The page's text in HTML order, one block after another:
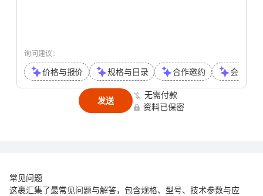
询问建议：
价格与报价 规格与目录 合作邀约 会议或
发送
无需付款
资料已保密
常见问题
这裹汇集了最常见问题与解答，包含规格、型号、技术参数与应